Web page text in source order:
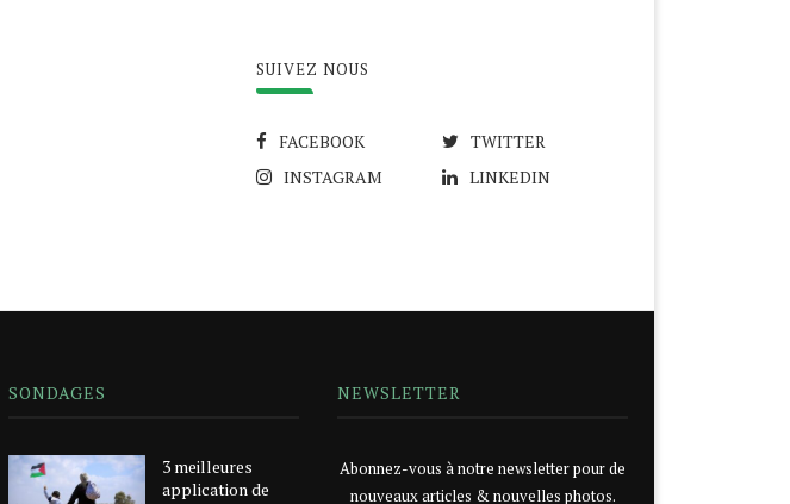
SUIVEZ NOUS
FACEBOOK
TWITTER
INSTAGRAM
LINKEDIN
SONDAGES
3 meilleures
application de
NEWSLETTER
Abonnez-vous à notre newsletter pour de
nouveaux articles & nouvelles photos.